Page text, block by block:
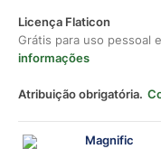
Licença Flaticon
Grátis para uso pessoal
informações
Atribuição obrigatória.
Magnific